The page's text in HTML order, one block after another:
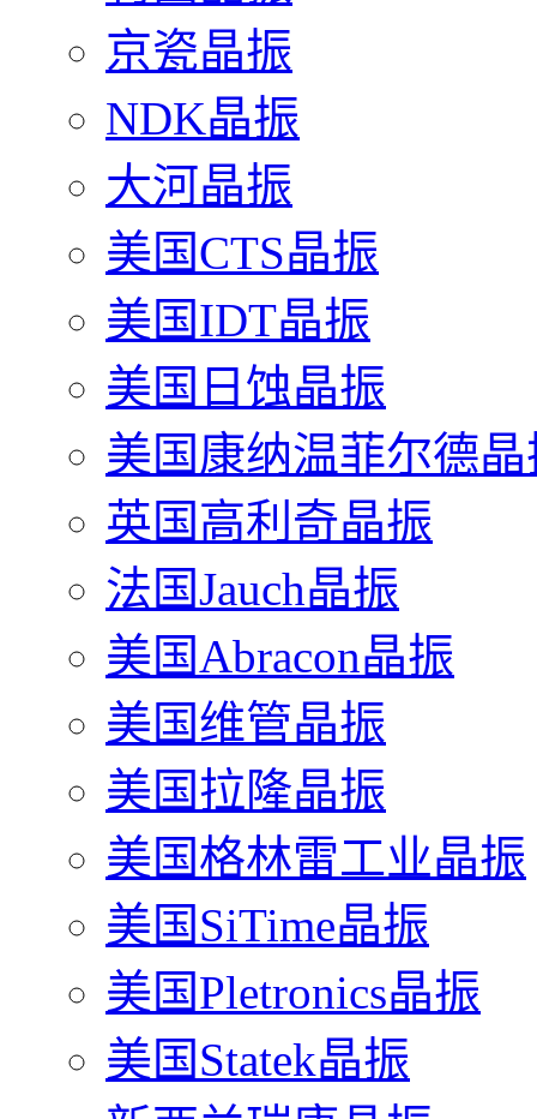
京瓷晶振
NDK晶振
大河晶振
美国CTS晶振
美国IDT晶振
美国日蚀晶振
美国康纳温菲尔德晶
英国高利奇晶振
法国Jauch晶振
美国Abracon晶振
美国维管晶振
美国拉隆晶振
美国格林雷工业晶振
美国SiTime晶振
美国Pletronics晶振
美国Statek晶振